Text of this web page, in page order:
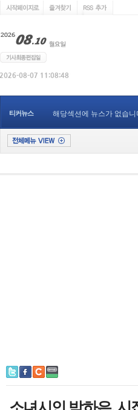
티커뉴스 해당섹션에 뉴스가 없습니